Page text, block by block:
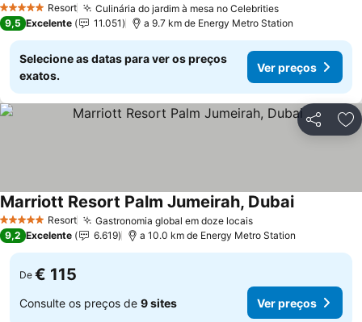
5 Estrelas Resort Culinária do jardim à mesa no Celebrities
9,5 Excelente 11.051 a 9.7 km de Energy Metro Station
Selecione as datas para ver os preços
exatos.
Ver preços
Partilhar
5 Estrelas Resort Gastronomia global em doze locais
Marriott Resort Palm Jumeirah, Dubai
9,2 Excelente 6.619 a 10.0 km de Energy Metro Station
De € 115
Consulte os preços de 9 sites Ver preços